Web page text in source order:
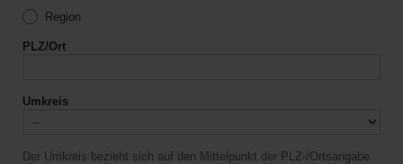
Region
PLZ/Ort
Umkreis
Der Umkreis bezieht sich auf den Mittelpunkt der PLZ-/Ortsangabe.